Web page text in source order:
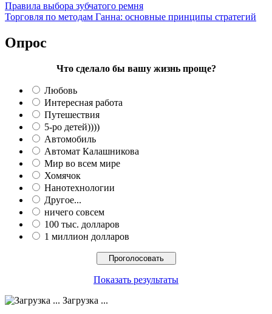
Правила выбора зубчатого ремня
Торговля по методам Ганна: основные принципы стратегий
Опрос
Что сделало бы вашу жизнь проще?
Любовь
Интересная работа
Путешествия
5-ро детей))))
Автомобиль
Автомат Калашникова
Мир во всем мире
Хомячок
Нанотехнологии
Другое...
ничего совсем
100 тыс. долларов
1 миллион долларов
Показать результаты
Загрузка ...